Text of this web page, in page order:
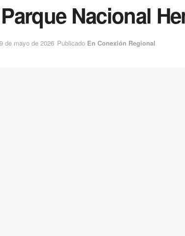
Nacional
de mayo de 2026 Publicado En Conexión Regional